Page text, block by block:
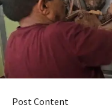
Post Content